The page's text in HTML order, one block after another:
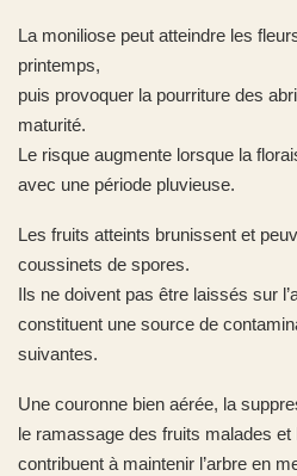
La moniliose peut atteindre les
printemps,
puis provoquer la pourriture des
maturité.
Le risque augmente lorsque la
avec une période pluvieuse.
Les fruits atteints brunissent et
coussinets de spores.
Ils ne doivent pas être laissés sur
constituent une source de
suivantes.
Une couronne bien aérée, la
le ramassage des fruits malades et
contribuent à maintenir l’arbre en